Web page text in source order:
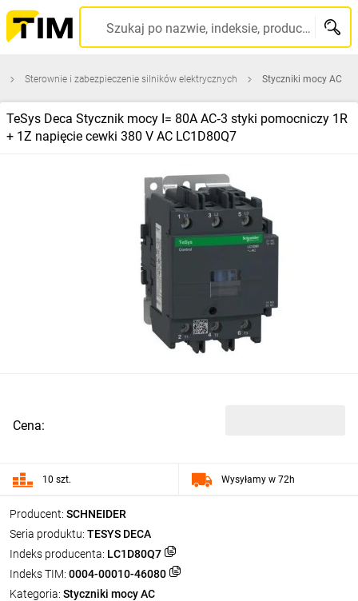
Szukaj po nazwie, indeksie, producencie, kodzie kreskowym...
Sterownie i zabezpieczenie silników elektrycznych Styczniki mocy AC
TeSys Deca Stycznik mocy I= 80A AC‑3 styki pomocniczy 1R
+ 1Z napięcie cewki 380 V AC LC1D80Q7
Producent: SCHNEIDER
Seria produktu: TESYS DECA
Indeks producenta: LC1D80Q7
Indeks TIM: 0004-00010-46080
Kategoria: Styczniki mocy AC
Cena:
10 szt. Wysyłamy w 72h